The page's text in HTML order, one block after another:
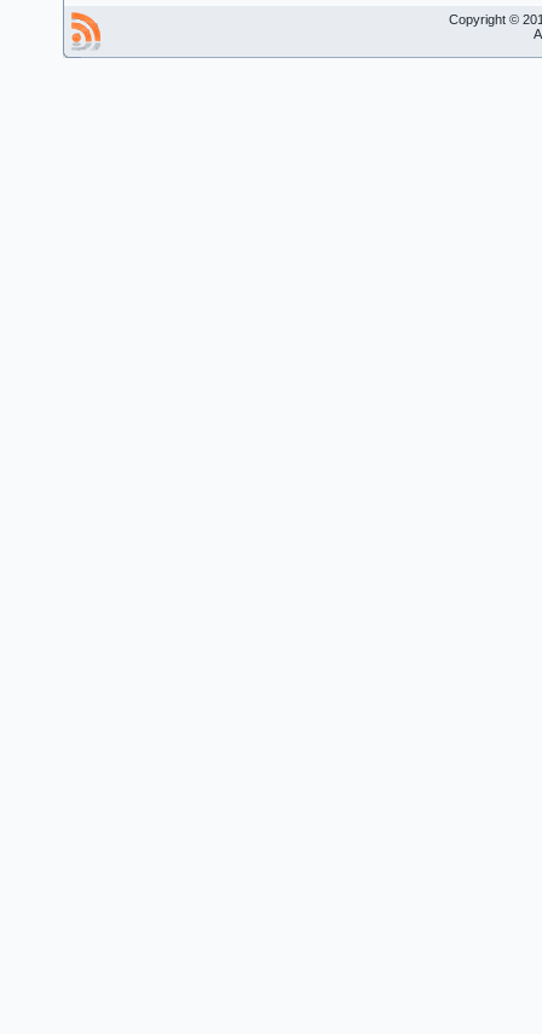
Copyright ©